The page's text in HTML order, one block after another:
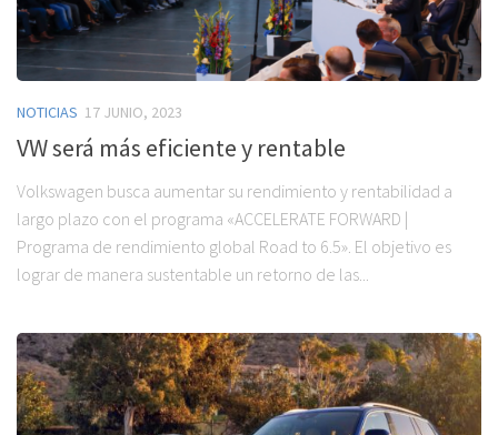
NOTICIAS 17 JUNIO, 2023
VW será más eficiente y rentable
Volkswagen busca aumentar su rendimiento y rentabilidad a
largo plazo con el programa «ACCELERATE FORWARD |
Programa de rendimiento global Road to 6.5». El objetivo es
lograr de manera sustentable un retorno de las...